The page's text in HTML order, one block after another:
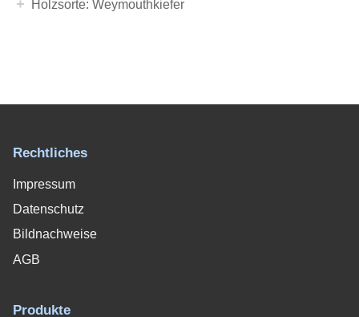
+ Holzsorte: Weymouthkiefer
Rechtliches
Impressum
Datenschutz
Bildnachweise
AGB
Produkte